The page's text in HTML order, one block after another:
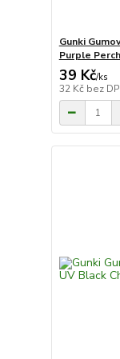
Gunki
Purple
39 Kč/ks
32 Kč bez